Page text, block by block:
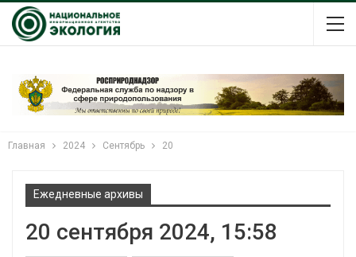
Главная 2024 Сентябрь 20
Ежедневные архивы
20 сентября 2024, 15:58